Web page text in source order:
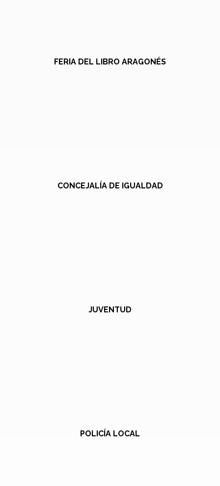
FERIA DEL LIBRO ARAGONÉS
CONCEJALÍA DE IGUALDAD
JUVENTUD
POLICÍA LOCAL